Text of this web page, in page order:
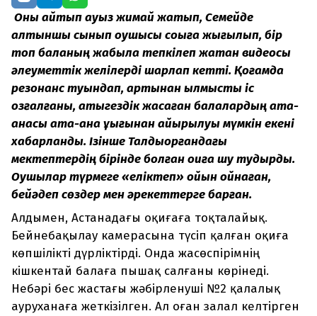
Оны айтып ауыз жимай жатып, Семейде
алтыншы сынып оқушысы соққыға жығылып, бір
топ баланың жабыла тепкілеп жатқан видеосы
әлеуметтік желілерді шарлап кетті. Қоғамда
резонанс туындап, артынан қылмыстық іс
қозғалғаны, қатыгездік жасаған балалардың ата-
анасы ата-ана құқығынан айырылуы мүмкін екені
хабарланды. Ізінше Талдықорғандағы
мектептердің бірінде болған оқиға шу тудырды.
Оқушылар түрмеге «еліктеп» ойын ойнаған,
бейәдеп сөздер мен әрекеттерге барған.
Алдымен, Астанадағы оқиғаға тоқталайық.
Бейнебақылау камерасына түсіп қалған оқиға
көпшілікті дүрліктірді. Онда жасөспірімнің
кішкентай балаға пышақ салғаны көрінеді.
Небәрі бес жастағы жәбірленуші №2 қалалық
ауруханаға жеткізілген. Ал оған залал келтірген